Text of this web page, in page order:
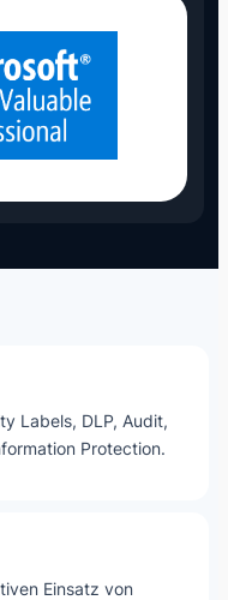
Labels, DLP, Audit,
Protection.
Einsatz von